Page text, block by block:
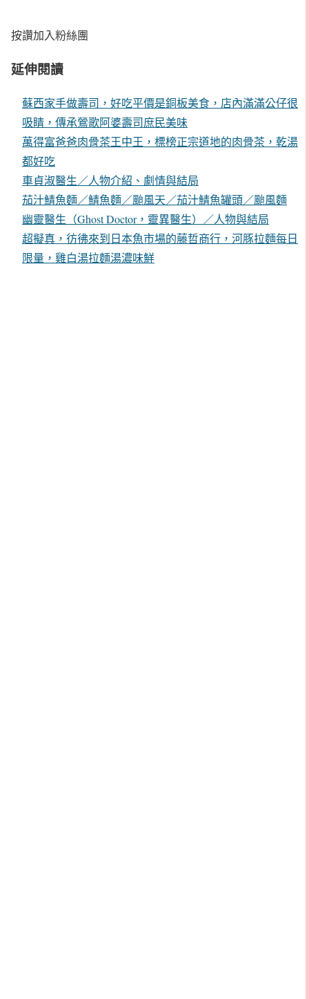
按讚加入粉絲團
延伸閱讀
蘇西家手做壽司，好吃平價是銅板美食，店內滿滿公仔很
吸睛，傳承鶯歌阿婆壽司庶民美味
萬得富爸爸肉骨茶王中王，標榜正宗道地的肉骨茶，乾湯
都好吃
車貞淑醫生／人物介紹、劇情與結局
茄汁鯖魚麵／鯖魚麵／颱風天／茄汁鯖魚罐頭／颱風麵
幽靈醫生（Ghost Doctor，靈異醫生）／人物與結局
超擬真，彷彿來到日本魚市場的藤哲商行，河豚拉麵每日
限量，雞白湯拉麵湯濃味鮮